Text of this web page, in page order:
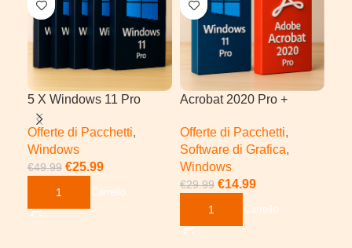
5 X Windows 11 Pro
Offerte di Pacchetti,
Windows
€49.99 €25.99
Aggiungi Al Carrello
Acrobat 2020 Pro +
Offerte di Pacchetti,
Software di Grafica,
Windows
€29.99 €14.99
Aggiungi Al Carrello